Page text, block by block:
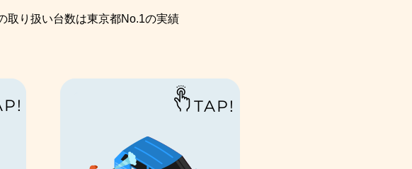
取り扱い台数は東京都No.1の実績